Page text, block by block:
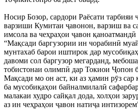
Носир Бозор, сардори Раёсати
варзиши Кумитаи ҷавонон, варзиш ва
имсола ва чеҳраҳои ҷавон
“Мақсади баргузории ин чорабинӣ
мунтахаб барои иштирок дар
давоми сол баргузор мегарданд,
тобистонаи олимпӣ дар Токиои Ҷопон
Мақсади мо он аст, ки аз ҳамин рӯз сар
ба мусобиқаҳои байналмилалӣ
малакаи худро сайқал дода, холҳои
аз ин чеҳраҳои ҷавон натиҷа